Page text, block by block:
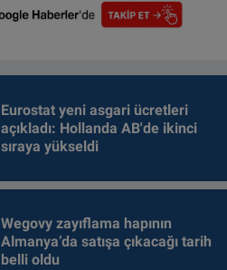
Eurostat yeni asgari ücretleri
açıkladı: Hollanda AB'de ikinci
sıraya yükseldi
Wegovy zayıflama hapının
Almanya’da satışa çıkacağı tarih
belli oldu